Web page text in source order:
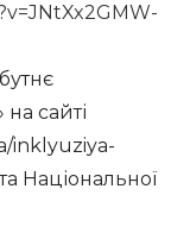
сайті
inklyuziya-
Національної